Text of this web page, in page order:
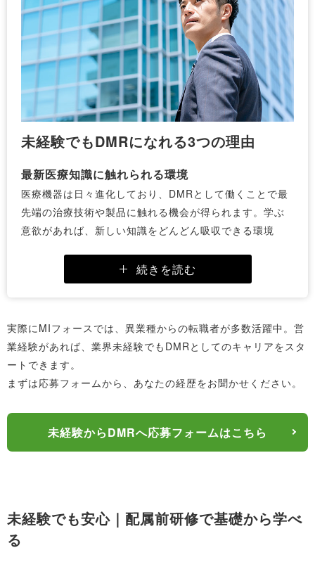
ンストレーションするのもDMRの重要な役割です。
また、導入後も使用上の不明点に迅速に対応し、安全で
効果的な運用を支援します。こうしたトレーニングや実
演を通じて、医療現場における機器の信頼性を高め、実
施の現場での活用につながります。
情報収集活動
顧客ニーズや競合製品の分析、医療情報、新製品リリー
スなどの情報収集もDMRの仕事に含まれます。
市場の動向を把握し、医療機関が求める最新技術やソリ
ューションを提供するために必要なデータを集めること
で、常に迅速で的確な提案が可能となります。
営業戦略立案
DMRの本業はもちろん、医療機器に関する営業活動であ
顧客にはどのようなニーズがあるのか、それをどのよう
にして解決できるのかを考えながら、営業戦略を練り、
製品を導入してもらえる方法を模索します。
未経験でもDMRになれる3つの理由
最新医療知識に触れられる環境
医療機器は日々進化しており、DMRとして働くことで最
先端の治療技術や製品に触れる機会が得られます。学ぶ
意欲があれば、新しい知識をどんどん吸収できる環境
社会貢献性
ものです。そのため、日常の業務が直接的に患者の
QOL（生活の質）の向上や命を救う結果につながること
も多く、DMRは非常に社会貢献度の高い仕事といえま
す。
キャリアアップの明確性
DMRは医療機器の営業職ですが、経験を積むことで、営
業のスペシャリストだけでなく、MRや、マーケティン
続きを読む
実際にMIフォースでは、異業種からの転職者が多数活躍中。営
業経験があれば、業界未経験でもDMRとしてのキャリアをスタ
ートできます。
まずは応募フォームから、あなたの経歴をお聞かせください。
未経験からDMRへ応募フォームはこちら
未経験でも安心｜配属前研修で基礎から学べ
る